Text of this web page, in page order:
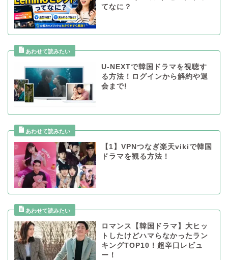
てなに？
U-NEXTで韓国ドラマを視聴す
る方法！ログインから解約や退
会まで!
【1】VPNつなぎ楽天vikiで韓国
ドラマを観る方法！
ロマンス【韓国ドラマ】大ヒッ
トしたけどハマらなかったラン
キングTOP10！超辛口レビュ
ー！